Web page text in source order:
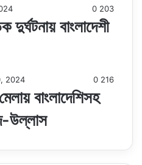
0 203
দুর্ঘটনায় বাংলাদেশী
2024 0 216
বাংলাদেশিসহ
উল্লাস